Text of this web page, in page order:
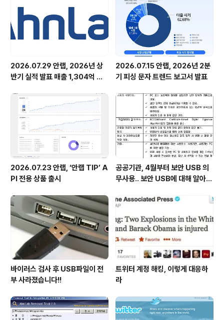
업화한 과정, 역사적 전환점 등 분야별 분석을, 후반부에서
는 향후 정보보호 기술의 위상과 역할을 IT 패러다임 변화
의 흐름에 근거해 전망할 계획..
2026.07.29 안랩, 2026년 상
반기 실적 발표 매출 1,304억 원,
2026.07.15 안랩, 2026년 2분
기 피싱 문자 트렌드 보고서 발표
2026.07.23 안랩, ‘안랩 TIP’ A
PI 전용 상품 출시
공공기관, 4월부터 보안 USB 의
무사용.. 보안 USB에 대해 알아봅
바이러스 검사 후 USB파일이 전
부 사라졌습니다!!
트위터 계정 해킹, 이렇게 대응하
라